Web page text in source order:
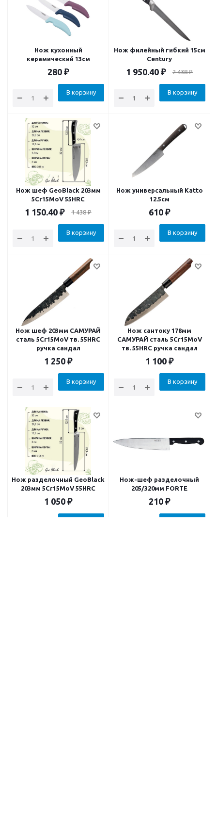
Нож кухонный
керамический 13см
280 ₽
В корзину
Нож филейный гибкий 15см
Century
1 950.40 ₽ 2 438₽
В корзину
Нож шеф GeoBlack 203мм
5Cr15MoV 55HRC
1 150.40 ₽ 1 438₽
В корзину
Нож универсальный Katto
12.5см
610 ₽
В корзину
Нож шеф 203мм САМУРАЙ
сталь 5Cr15MoV тв. 55HRC
ручка сандал
1 250 ₽
В корзину
Нож сантоку 178мм
САМУРАЙ сталь 5Cr15MoV
тв. 55HRC ручка сандал
1 100 ₽
В корзину
Нож разделочный GeoBlack
203мм 5Cr15MoV 55HRC
1 050 ₽
Нож-шеф разделочный
205/320мм FORTE
210 ₽